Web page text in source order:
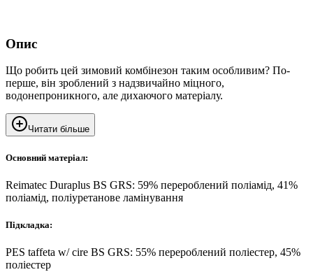
Опис
Що робить цей зимовий комбінезон таким особливим? По-
перше, він зроблений з надзвичайно міцного,
водонепроникного, але дихаючого матеріалу.
Читати більше
Основний матеріал:
Reimatec Duraplus BS GRS: 59% перероблений поліамід, 41%
поліамід, поліуретанове ламінування
Підкладка:
PES taffeta w/ cire BS GRS: 55% перероблений поліестер, 45%
поліестер